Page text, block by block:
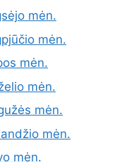
mėn.
mėn.
mėn.
mėn.
mėn.
mėn.
mėn.